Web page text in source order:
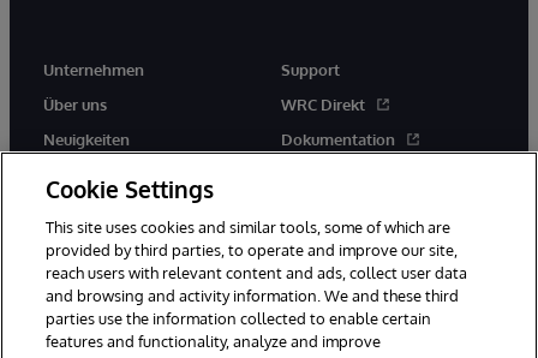
Unternehmen
Über uns
Neuigkeiten
Support
WRC Direkt
Dokumentation
Cookie Settings
This site uses cookies and similar tools, some of which are
provided by third parties, to operate and improve our site,
reach users with relevant content and ads, collect user data
and browsing and activity information. We and these third
parties use the information collected to enable certain
features and functionality, analyze and improve